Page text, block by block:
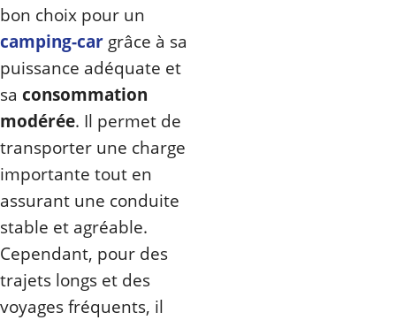
bon choix pour un
camping-car grâce à sa
puissance adéquate et
sa consommation
modérée. Il permet de
transporter une charge
importante tout en
assurant une conduite
stable et agréable.
Cependant, pour des
trajets longs et des
voyages fréquents, il